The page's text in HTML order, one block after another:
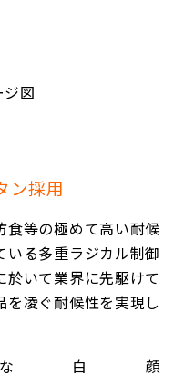
ン採用
食等の極めて高い耐候
る多重ラジカル制御
いて業界に先駆けて
凌ぐ耐候性を実現し
白顔